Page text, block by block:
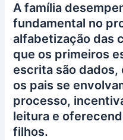
A família
fundamental no
alfabetização das
que os primeiros
escrita são dados,
os pais se
processo,
leitura e
filhos.